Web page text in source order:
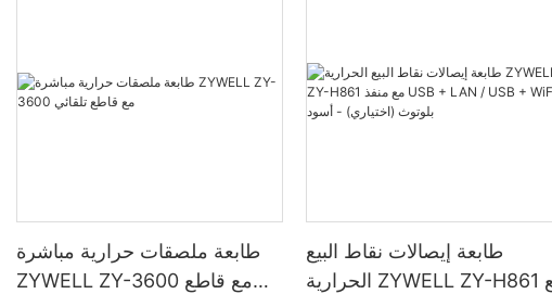
طابعة ملصقات حرارية مباشرة
ZYWELL ZY-3600 مع قاطع
طابعة إيصالات نقاط البيع
الحرارية ZYWELL ZY-H861 مع